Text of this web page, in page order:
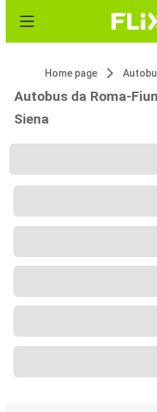
Home page
Autobus da Roma-
Siena